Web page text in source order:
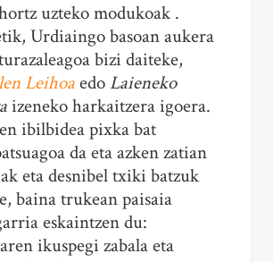
uzteko modukoak .
Urdiaingo basoan aukera
bizi daiteke,
Leihoaedo Laieneko
izeneko harkaitzera igoera.
ibilbidea pixka bat
da eta azken zatian
eta desnibel txiki batzuk
baina trukean paisaia
eskaintzen du:
ikuspegi zabala eta